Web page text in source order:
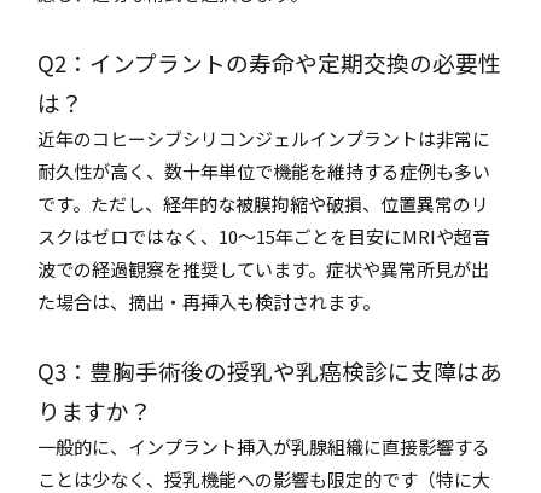
Q2：インプラントの寿命や定期交換の必要性
は？
近年のコヒーシブシリコンジェルインプラントは非常に
耐久性が高く、数十年単位で機能を維持する症例も多い
です。ただし、経年的な被膜拘縮や破損、位置異常のリ
スクはゼロではなく、10〜15年ごとを目安にMRIや超音
波での経過観察を推奨しています。症状や異常所見が出
た場合は、摘出・再挿入も検討されます。
Q3：豊胸手術後の授乳や乳癌検診に支障はあ
りますか？
一般的に、インプラント挿入が乳腺組織に直接影響する
ことは少なく、授乳機能への影響も限定的です（特に大